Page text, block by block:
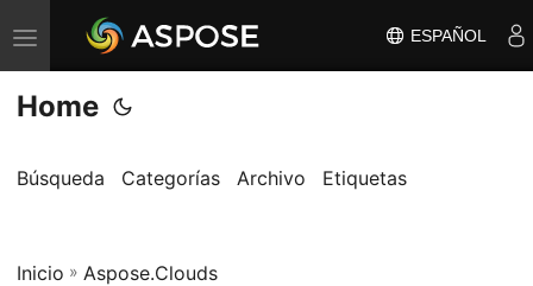
A
l
t
r
r
ESPAÑOL
Home
Búsqueda Categorías Archivo Etiquetas
Inicio » Aspose.Clouds